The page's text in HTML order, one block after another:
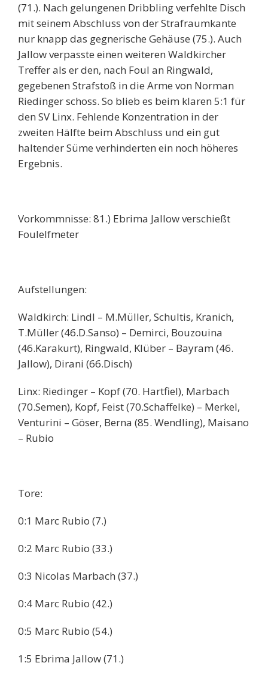
(71.). Nach gelungenen Dribbling verfehlte Disch
mit seinem Abschluss von der Strafraumkante
nur knapp das gegnerische Gehäuse (75.). Auch
Jallow verpasste einen weiteren Waldkircher
Treffer als er den, nach Foul an Ringwald,
gegebenen Strafstoß in die Arme von Norman
Riedinger schoss. So blieb es beim klaren 5:1 für
den SV Linx. Fehlende Konzentration in der
zweiten Hälfte beim Abschluss und ein gut
haltender Süme verhinderten ein noch höheres
Ergebnis.
Vorkommnisse: 81.) Ebrima Jallow verschießt
Foulelfmeter
Aufstellungen:
Waldkirch: Lindl – M.Müller, Schultis, Kranich,
T.Müller (46.D.Sanso) – Demirci, Bouzouina
(46.Karakurt), Ringwald, Klüber – Bayram (46.
Jallow), Dirani (66.Disch)
Linx: Riedinger – Kopf (70. Hartfiel), Marbach
(70.Semen), Kopf, Feist (70.Schaffelke) – Merkel,
Venturini – Göser, Berna (85. Wendling), Maisano
– Rubio
Tore:
0:1 Marc Rubio (7.)
0:2 Marc Rubio (33.)
0:3 Nicolas Marbach (37.)
0:4 Marc Rubio (42.)
0:5 Marc Rubio (54.)
1:5 Ebrima Jallow (71.)